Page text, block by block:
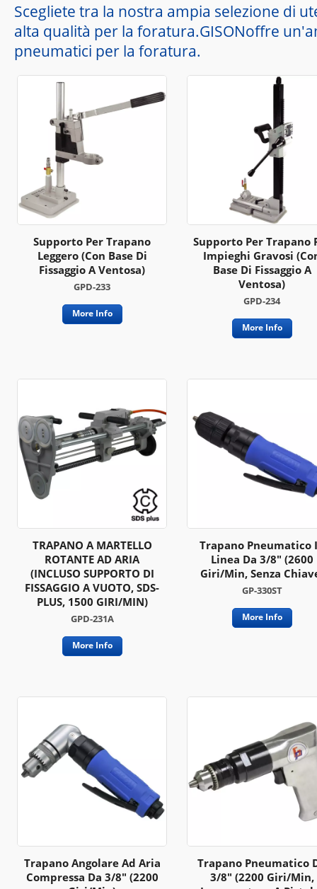
Scegliete tra la nostra ampia selezione di
alta qualità per la foratura.GISONoffre
pneumatici per la foratura.
Supporto Per Trapano
Leggero (con Base Di
Fissaggio A Ventosa)
GPD-233
More Info
Supporto Per Trapano
Impieghi Gravosi
Base Di Fissaggio A
Ventosa)
GPD-234
More Info
TRAPANO A MARTELLO
ROTANTE AD ARIA
(INCLUSO SUPPORTO DI
FISSAGGIO A VUOTO, SDS-
PLUS, 1500 GIRI/MIN)
GPD-231A
More Info
Trapano Pneumatico
Linea Da 3/8" (2600
Giri/min, Senza
GP-330ST
More Info
Trapano Angolare Ad Aria
Compressa Da 3/8" (2200
Trapano Pneumatico
3/8" (2200 Giri/min,